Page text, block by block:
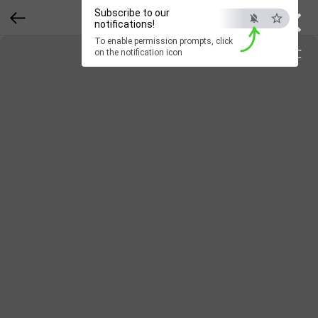
×
ESC
Subscribe to our
notifications!
To enable permission prompts, click
on the notification icon